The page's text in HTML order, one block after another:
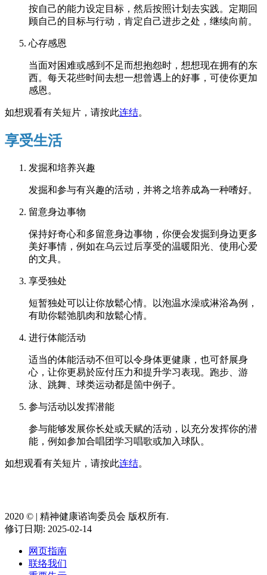
按自己的能力设定目标，然后按照计划去实践。定期回
顾自己的目标与行动，肯定自己进步之处，继续向前。
心存感恩
当面对困难或感到不足而想抱怨时，想想现在拥有的东
西。每天花些时间去想一想曾遇上的好事，可使你更加
感恩。
如想观看有关短片，请按此连结。
享受生活
发掘和培养兴趣
发掘和参与有兴趣的活动，并将之培养成為一种嗜好。
留意身边事物
保持好奇心和多留意身边事物，你便会发掘到身边更多
美好事情，例如在乌云过后享受的温暖阳光、使用心爱
的文具。
享受独处
短暂独处可以让你放鬆心情。以泡温水澡或淋浴為例，
有助你鬆弛肌肉和放鬆心情。
进行体能活动
适当的体能活动不但可以令身体更健康，也可舒展身
心，让你更易於应付压力和提升学习表现。跑步、游
泳、跳舞、球类运动都是箇中例子。
参与活动以发挥潜能
参与能够发展你长处或天赋的活动，以充分发挥你的潜
能，例如参加合唱团学习唱歌或加入球队。
如想观看有关短片，请按此连结。
2020 ©️ | 精神健康谘询委员会 版权所有.
修订日期: 2025-02-14
网页指南
联络我们